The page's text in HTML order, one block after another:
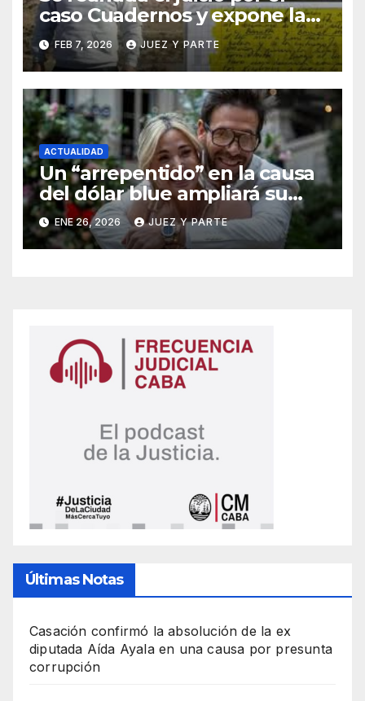
caso Cuadernos y expone la
defensa de Cristina Kirchner
FEB 7, 2026 JUEZ Y PARTE
ACTUALIDAD
Un “arrepentido” en la causa
del dólar blue ampliará su
declaración y apunta a
niveles superiores de la
maniobra
ENE 26, 2026 JUEZ Y PARTE
Últimas Notas
Casación confirmó la absolución de la ex
diputada Aída Ayala en una causa por presunta
corrupción